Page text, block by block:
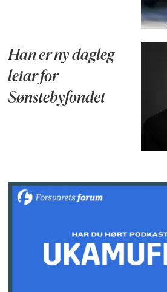
Han er ny dagleg
leiar for
Sønstebyfondet